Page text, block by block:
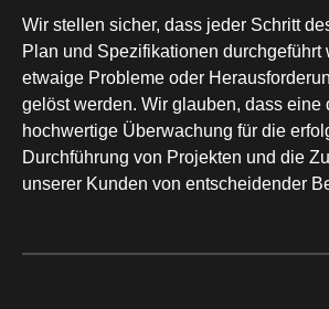
Wir stellen sicher, dass jeder Schritt
Plan und Spezifikationen durchgeführt
etwaige Probleme oder
gelöst werden. Wir glauben, dass eine
hochwertige Überwachung für die
Durchführung von Projekten und die
unserer Kunden von entscheidender